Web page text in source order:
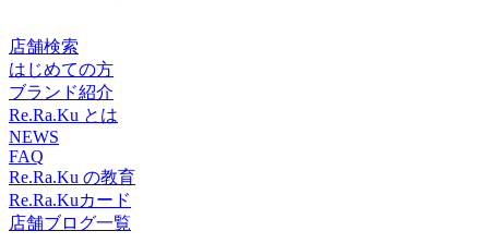
から徒歩3分!飯田橋サクラテラスの1階にございます☆ーー
ーーーーーーーーーー/マッサージのように気持ちがいい肩
甲骨ストレッチで、いつまでも健康で疲れづらいお身体づく
りをサポート致します！”予防”のボディケアを始めてみませ
んか？
すので、店内状況にもよりますがベビーカーの持込み(横付
け)でご利用頂けます！☆【アクセス】JR飯田橋駅新西口改
札から徒歩3分☆東京メトロ有楽町線飯田橋駅、東西線飯田
橋駅、南北線飯田橋駅、都営地下鉄大江戸線飯田橋駅 から
ご来店いただけます♪神楽坂、九段下からもアクセス良好
☆【営業時間】平日 12:30～21:00(最終受付20:30)土日祝
11:00～21:00(最終受付20:30)【場所】JR中央線 飯田橋駅西口
またはメトロ地上出口のB2aから徒歩3分!飯田橋サクラテラ
スの1階にございます☆
だきますので、皆さまが少しでも快適に過ごせるよう、サポ
ートさせてください。最短20分から10分毎に延長も可能で
す。お身体のツライ箇所に合わせてオプションメニューも取
り揃えておりますので、どうぞお気軽にご相談下さいませ。
本日も、皆様のご来店を心よりお待ちしております。★今日
の空き時間はこちら！13:30～21:00（最終受付20:30)
《Re.Ra.Ku 飯田橋サクラテラス店》☆飯田橋・神楽坂・九
段下エリアで大人気のリラクゼーションスタジオ☆☆店内は
広々とした空間がございますので、店内状況にもよりますが
店舗検索
はじめての方
ブランド紹介
Re.Ra.Ku とは
NEWS
FAQ
Re.Ra.Ku の教育
Re.Ra.Kuカード
店舗ブログ一覧